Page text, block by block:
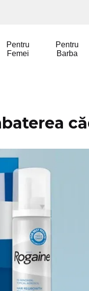
Pentru
Femei
Pentru
Barba